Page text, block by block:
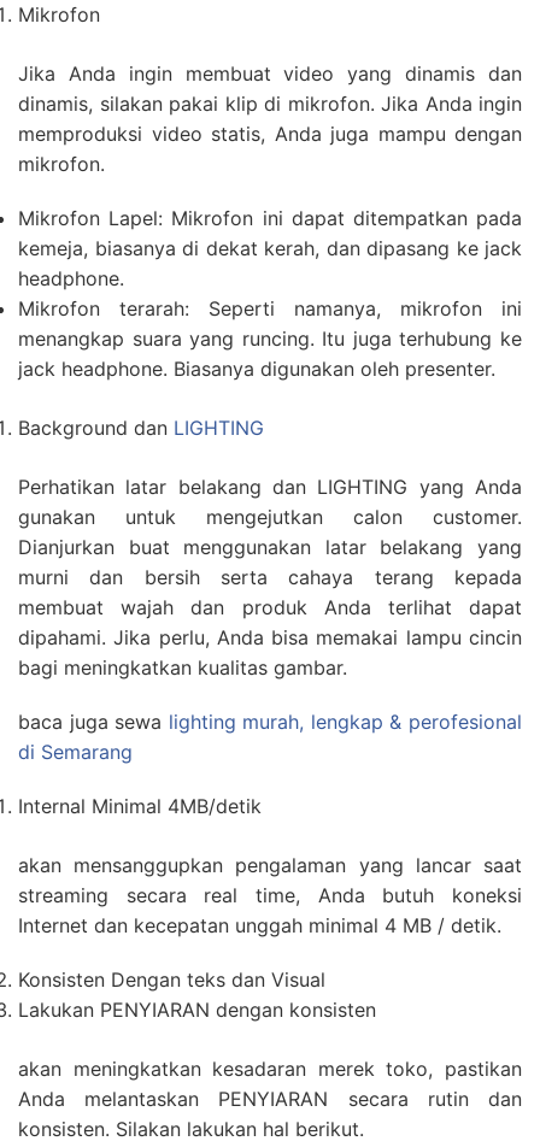
Mikrofon
Jika Anda ingin membuat video yang dinamis dan
dinamis, silakan pakai klip di mikrofon. Jika Anda ingin
memproduksi video statis, Anda juga mampu dengan
mikrofon.
Mikrofon Lapel: Mikrofon ini dapat ditempatkan pada
kemeja, biasanya di dekat kerah, dan dipasang ke jack
headphone.
Mikrofon terarah: Seperti namanya, mikrofon ini
menangkap suara yang runcing. Itu juga terhubung ke
jack headphone. Biasanya digunakan oleh presenter.
Background dan LIGHTING
Perhatikan latar belakang dan LIGHTING yang Anda
gunakan untuk mengejutkan calon customer.
Dianjurkan buat menggunakan latar belakang yang
murni dan bersih serta cahaya terang kepada
membuat wajah dan produk Anda terlihat dapat
dipahami. Jika perlu, Anda bisa memakai lampu cincin
bagi meningkatkan kualitas gambar.
baca juga sewa lighting murah, lengkap & perofesional
di Semarang
Internal Minimal 4MB/detik
akan mensanggupkan pengalaman yang lancar saat
streaming secara real time, Anda butuh koneksi
Internet dan kecepatan unggah minimal 4 MB / detik.
Konsisten Dengan teks dan Visual
Lakukan PENYIARAN dengan konsisten
akan meningkatkan kesadaran merek toko, pastikan
Anda melantaskan PENYIARAN secara rutin dan
konsisten. Silakan lakukan hal berikut.